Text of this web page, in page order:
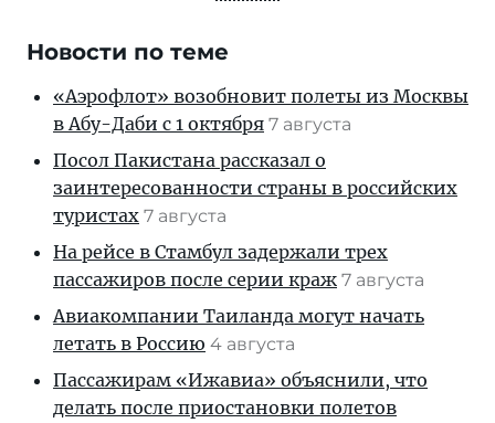
Новости по теме
«Аэрофлот» возобновит полеты из Москвы
в Абу-Даби с 1 октября 7 августа
Посол Пакистана рассказал о
заинтересованности страны в российских
туристах 7 августа
На рейсе в Стамбул задержали трех
пассажиров после серии краж 7 августа
Авиакомпании Таиланда могут начать
летать в Россию 4 августа
Пассажирам «Ижавиа» объяснили, что
делать после приостановки полетов